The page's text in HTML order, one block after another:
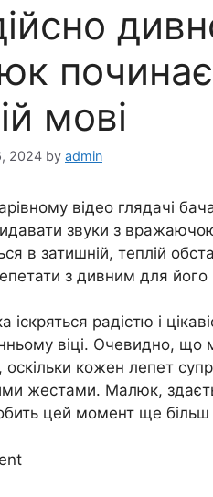
починає
мові
2024 by admin
відео глядачі
звуки з
в затишній, теплій
з дивним для його
іскряться радістю і
віці. Очевидно,
оскільки кожен лепет
жестами. Малюк,
цей момент ще